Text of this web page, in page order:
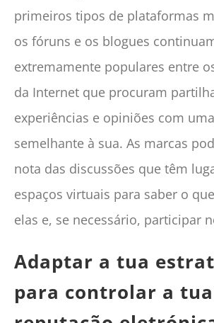
primeiros tipos de plataformas
os fóruns e os blogues
extremamente populares entre
da Internet que procuram
experiências e opiniões com
semelhante à sua. As marcas
nota das discussões que têm
espaços virtuais para saber o
elas e, se necessário, participar
Adaptar a tua
para controlar a tua